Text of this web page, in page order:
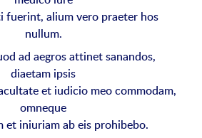
fuerint, alium vero praeter hos
nullum.
ad aegros attinet sanandos,
diaetam ipsis
et iudicio meo commodam,
omneque
et iniuriam ab eis prohibebo.